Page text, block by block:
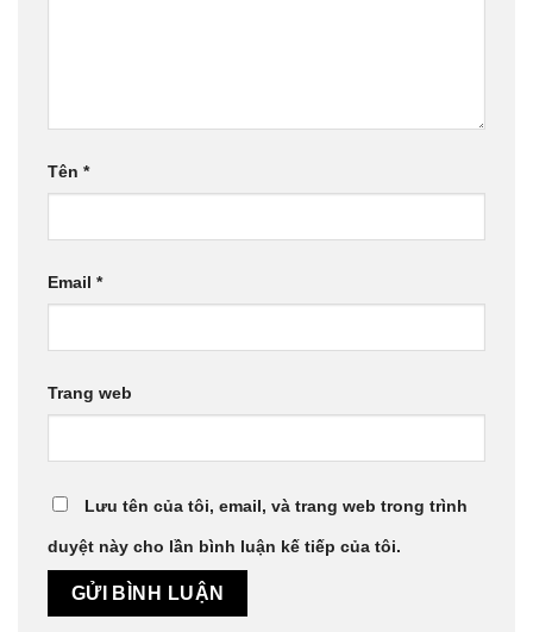
Tên *
Email *
Trang web
Lưu tên của tôi, email, và trang web trong trình
duyệt này cho lần bình luận kế tiếp của tôi.